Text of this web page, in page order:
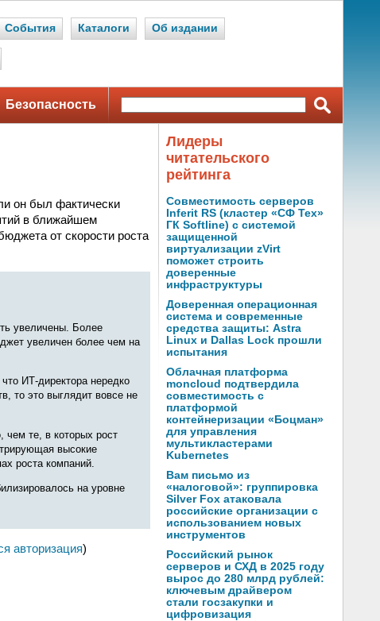
События Каталоги Об издании
Безопасность
он был фактически
в ближайшем
от скорости роста
увеличены. Более
увеличен более чем на
ИТ-директора нередко
то это выглядит вовсе не
те, в которых рост
высокие
роста компаний.
на уровне
авторизация)
Лидеры
читательского
рейтинга
Совместимость серверов
Inferit RS (кластер «СФ Тех»
ГК Softline) с системой
защищенной
виртуализации zVirt
поможет строить
доверенные
инфраструктуры
Доверенная операционная
система и современные
средства защиты: Astra
Linux и Dallas Lock прошли
испытания
Облачная платформа
moncloud подтвердила
совместимость с
платформой
контейнеризации «Боцман»
для управления
мультикластерами
Kubernetes
Вам письмо из
«налоговой»: группировка
Silver Fox атаковала
российские организации с
использованием новых
инструментов
Российский рынок
серверов и СХД в 2025 году
вырос до 280 млрд рублей:
ключевым драйвером
стали госзакупки и
цифровизация